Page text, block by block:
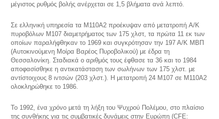
μέγιστος ρυθμός βολής ανέρχεται σε 1,5 βλήματα ανά λεπτό.
Σε ελληνική υπηρεσία τα M110A2 προέκυψαν από μετατροπή A/K
πυροβόλων M107 διαμετρήματος των 175 χλστ, τα πρώτα 11 εκ των
οποίων παραλήφθηκαν το 1969 και συγκρότησαν την 197 Α/Κ ΜΒΠ
(Αυτοκινούμενη Μοίρα Βαρέος Πυροβολικού) με έδρα τη
Θεσσαλονίκη. Σταδιακά ο αριθμός τους έφθασε τα 36 και το 1984
αποφασίσθηκε η αντικατάσταση των σωλήνων των 175 χλστ. με
αντίστοιχους 8 ιντσών (203 χλστ.). Η μετατροπή 24 Μ107 σε M110A2
ολοκληρώθηκε το 1986.
Το 1992, ένα χρόνο μετά τη λήξη του Ψυχρού Πολέμου, στο πλαίσιο
της συνθήκης για τις συμβατικές δυνάμεις στην Ευρώπη (CFE: